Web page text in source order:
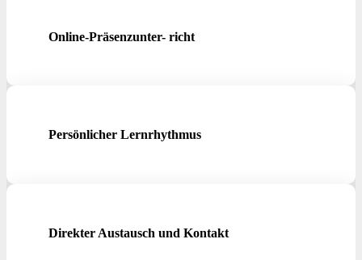
Online-Präsenzunter- richt
Persönlicher Lernrhythmus
Direkter Austausch und Kontakt